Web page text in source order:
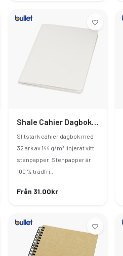
Shale Cahier Dagbok I Stenpapper
Slitstark cahier dagbok med
32 ark av 144 g/m² linjerat vitt
stenpapper. Stenpapper är
100 % trädfri..
Från 31.00kr